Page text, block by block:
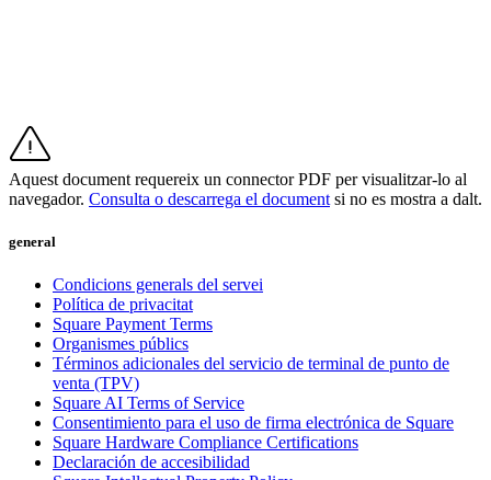
Clients
Personal
Desenvolupadors
Square Register
Square Terminal
Square Stand
Square Kiosk
Aquest document requereix un connector PDF per visualitzar-lo al
navegador. Consulta o descarrega el document si no es mostra a dalt.
general
Condicions generals del servei
Política de privacitat
Square Payment Terms
Organismes públics
Términos adicionales del servicio de terminal de punto de
venta (TPV)
Square AI Terms of Service
Consentimiento para el uso de firma electrónica de Square
Square Hardware Compliance Certifications
Declaración de accesibilidad